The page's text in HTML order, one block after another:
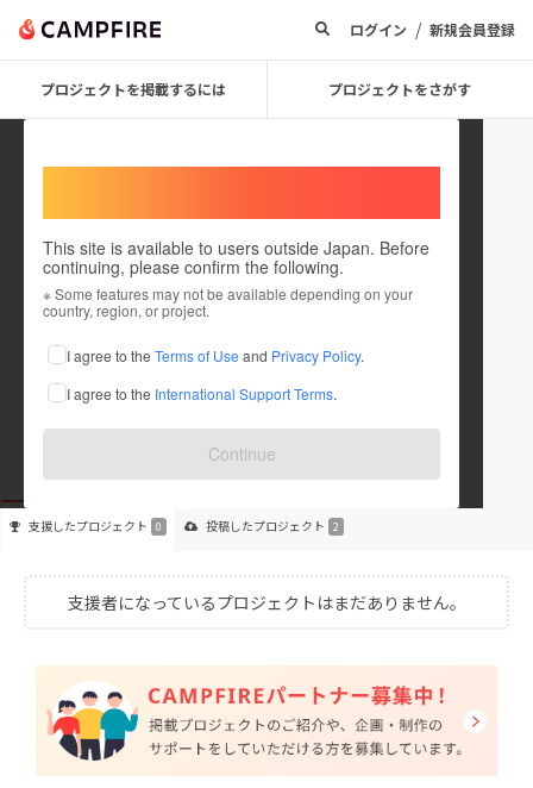
ログイン / 新規会員登録
プロジェクトを掲載するには プロジェクトをさがす
This site is available to users outside Japan. Before
continuing, please confirm the following.
※ Some features may not be available depending on your
country, region, or project.
I agree to the Terms of Use and Privacy Policy.
I agree to the International Support Terms.
Continue
waccsports
これまでに2件のプロジェクトを投稿しています
在住国：未設定
出身国：未設定
支援したプロジェクト 0 投稿したプロジェクト 2
支援者になっているプロジェクトはまだありません。